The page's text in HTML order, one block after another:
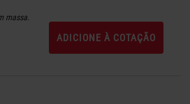
massa.
ADICIONE À COTAÇÃO